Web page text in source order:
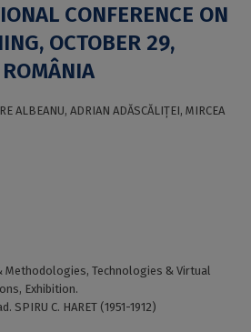
CONFERENCE ON
OCTOBER 29,
ALBEANU, ADRIAN ADĂSCĂLIŢEI, MIRCEA
Methodologies, Technologies & Virtual
Exhibition.
SPIRU C. HARET (1951-1912)